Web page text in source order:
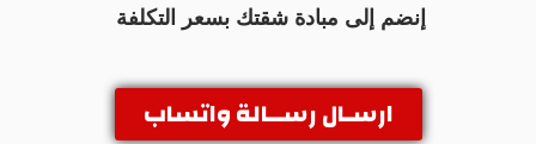
إنضم إلى مبادة شقتك بسعر التكلفة
ارسـال رســالة واتساب